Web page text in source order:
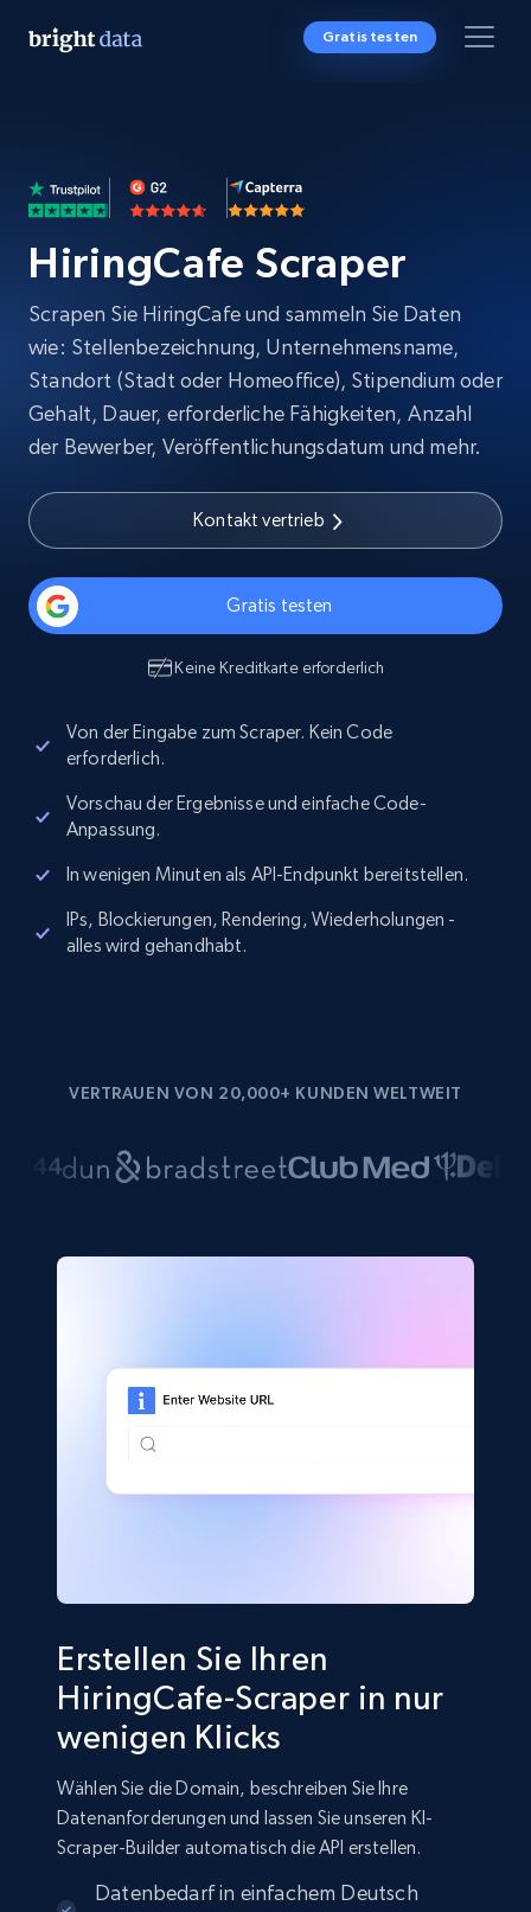
Gratis testen
HiringCafe Scraper
Scrapen Sie HiringCafe und sammeln Sie Daten
wie: Stellenbezeichnung, Unternehmensname,
Standort (Stadt oder Homeoffice), Stipendium oder
Gehalt, Dauer, erforderliche Fähigkeiten, Anzahl
der Bewerber, Veröffentlichungsdatum und mehr.
Kontakt vertrieb
Gratis testen
Keine Kreditkarte erforderlich
Von der Eingabe zum Scraper. Kein Code
erforderlich.
Vorschau der Ergebnisse und einfache Code-
Anpassung.
In wenigen Minuten als API-Endpunkt bereitstellen.
IPs, Blockierungen, Rendering, Wiederholungen -
alles wird gehandhabt.
VERTRAUEN VON 20,000+ KUNDEN WELTWEIT
Erstellen Sie Ihren
HiringCafe-Scraper in nur
wenigen Klicks
Wählen Sie die Domain, beschreiben Sie Ihre
Datenanforderungen und lassen Sie unseren KI-
Scraper-Builder automatisch die API erstellen.
Datenbedarf in einfachem Deutsch